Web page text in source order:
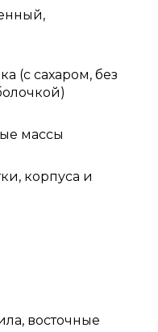
(с сахаром, без
массы
корпуса и
восточные